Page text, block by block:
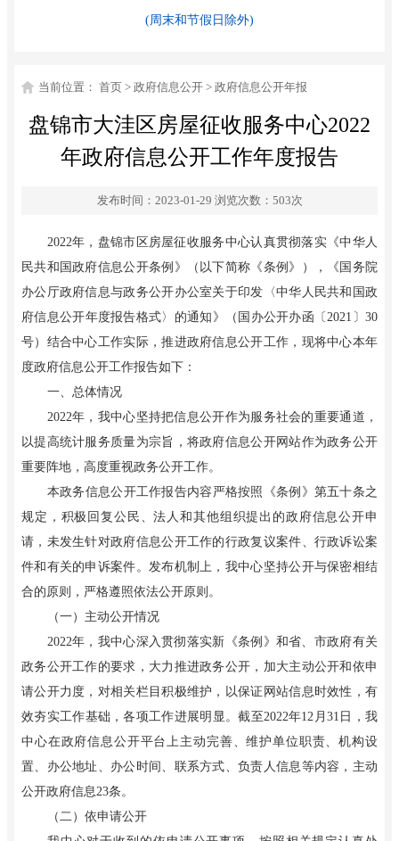
(周末和节假日除外)
当前位置：首页 > 政府信息公开 > 政府信息公开年报
盘锦市大洼区房屋征收服务中心2022
年政府信息公开工作年度报告
发布时间：2023-01-29 浏览次数： 503次
2022年，盘锦市区房屋征收服务中心认真贯彻落实《中华人
民共和国政府信息公开条例》（以下简称《条例》），《国务院
办公厅政府信息与政务公开办公室关于印发 〈中华人民共和国政
府信息公开年度报告格式〉 的通知》（国办公开办函 〔2021 〕30
号）结合中心工作实际，推进政府信息公开工作，现将中心本年
度政府信息公开工作报告如下：
一、总体情况
2022年，我中心坚持把信息公开作为服务社会的重要通道，
以提高统计服务质量为宗旨，将政府信息公开网站作为政务公开
重要阵地，高度重视政务公开工作。
本政务信息公开工作报告内容严格按照《条例》第五十条之
规定，积极回复公民、法人和其他组织提出的政府信息公开申
请，未发生针对政府信息公开工作的行政复议案件、行政诉讼案
件和有关的申诉案件。发布机制上，我中心坚持公开与保密相结
合的原则，严格遵照依法公开原则。
（一）主动公开情况
2022年，我中心深入贯彻落实新《条例》和省、市政府有关
政务公开工作的要求，大力推进政务公开，加大主动公开和依申
请公开力度，对相关栏目积极维护，以保证网站信息时效性，有
效夯实工作基础，各项工作进展明显。截至2022年12月31日，我
中心在政府信息公开平台上主动完善、维护单位职责、机构设
置、办公地址、办公时间、联系方式、负责人信息等内容，主动
公开政府信息23条。
（二）依申请公开